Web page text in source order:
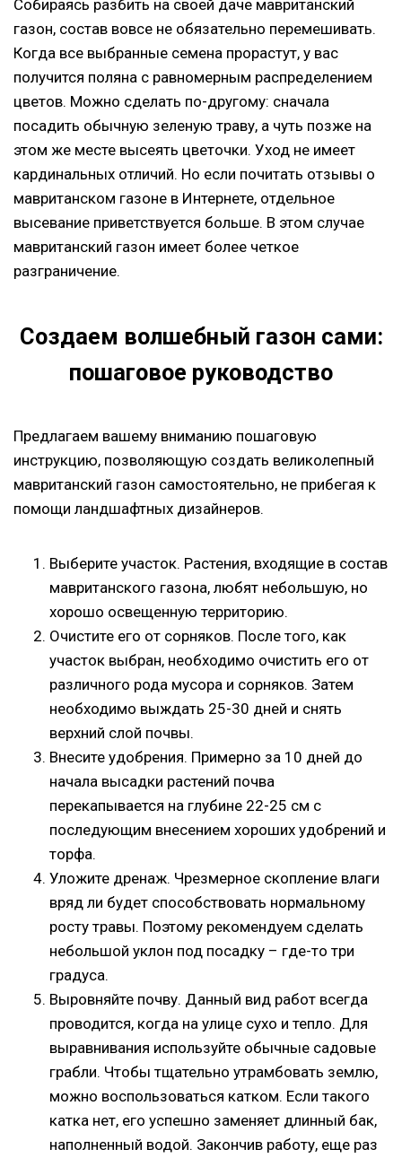
Собираясь разбить на своей даче мавританский
газон, состав вовсе не обязательно перемешивать.
Когда все выбранные семена прорастут, у вас
получится поляна с равномерным распределением
цветов. Можно сделать по-другому: сначала
посадить обычную зеленую траву, а чуть позже на
этом же месте высеять цветочки. Уход не имеет
кардинальных отличий. Но если почитать отзывы о
мавританском газоне в Интернете, отдельное
высевание приветствуется больше. В этом случае
мавританский газон имеет более четкое
разграничение.
Создаем волшебный газон сами:
пошаговое руководство
Предлагаем вашему вниманию пошаговую
инструкцию, позволяющую создать великолепный
мавританский газон самостоятельно, не прибегая к
помощи ландшафтных дизайнеров.
Выберите участок. Растения, входящие в состав
мавританского газона, любят небольшую, но
хорошо освещенную территорию.
Очистите его от сорняков. После того, как
участок выбран, необходимо очистить его от
различного рода мусора и сорняков. Затем
необходимо выждать 25-30 дней и снять
верхний слой почвы.
Внесите удобрения. Примерно за 10 дней до
начала высадки растений почва
перекапывается на глубине 22-25 см с
последующим внесением хороших удобрений и
торфа.
Уложите дренаж. Чрезмерное скопление влаги
вряд ли будет способствовать нормальному
росту травы. Поэтому рекомендуем сделать
небольшой уклон под посадку – где-то три
градуса.
Выровняйте почву. Данный вид работ всегда
проводится, когда на улице сухо и тепло. Для
выравнивания используйте обычные садовые
грабли. Чтобы тщательно утрамбовать землю,
можно воспользоваться катком. Если такого
катка нет, его успешно заменяет длинный бак,
наполненный водой. Закончив работу, еще раз